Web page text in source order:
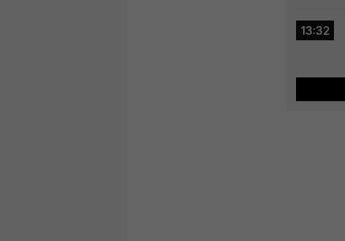
13:32